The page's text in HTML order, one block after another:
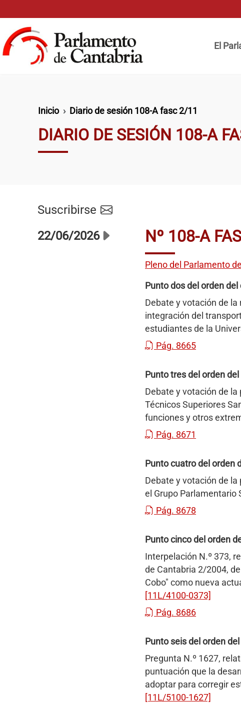
El
Ruta de navegación
Inicio Diario de sesión 108-A fasc 2/11
DIARIO DE SESIÓN 108-A
Suscribirse
22/06/2026
Nº 108-A
Pleno del Parlamento
Punto dos del orden del
Debate y votación de
integración del
estudiantes de la
Pág. 8665
Punto tres del orden del
Debate y votación de
Técnicos Superiores
funciones y otros
Pág. 8671
Punto cuatro del orden
Debate y votación de
el Grupo Parlamentario
Pág. 8678
Punto cinco del orden
Interpelación N.º 373,
de Cantabria 2/2004,
Cobo" como nueva
[11L/4100-0373]
Pág. 8686
Punto seis del orden
Pregunta N.º 1627,
puntuación que la
adoptar para corregir
[11L/5100-1627]